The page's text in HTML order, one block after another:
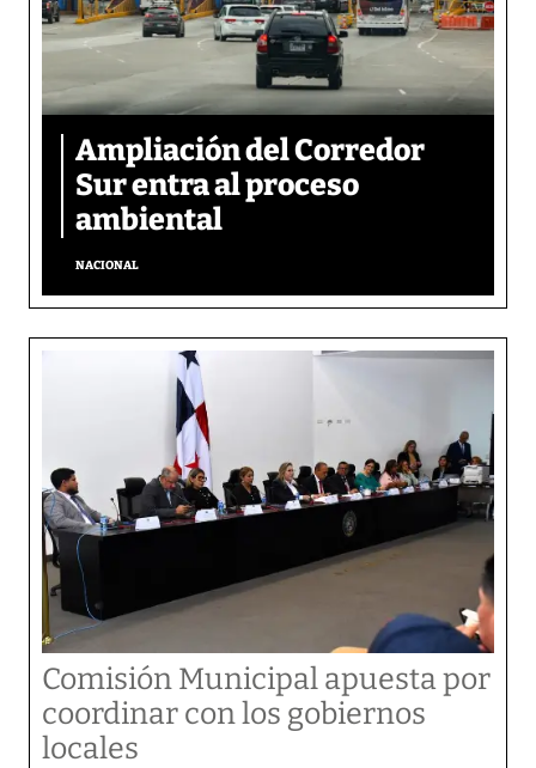
Ampliación del Corredor
Sur entra al proceso
ambiental
NACIONAL
Comisión Municipal apuesta por
coordinar con los gobiernos
locales